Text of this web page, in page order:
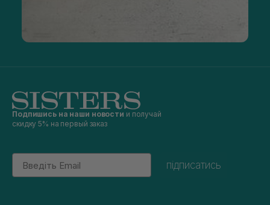
Подпишись на наши новости и получай
скидку 5% на первый заказ
Email
підписатись